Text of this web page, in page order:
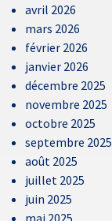
avril 2026
mars 2026
février 2026
janvier 2026
décembre 2025
novembre 2025
octobre 2025
septembre 2025
août 2025
juillet 2025
juin 2025